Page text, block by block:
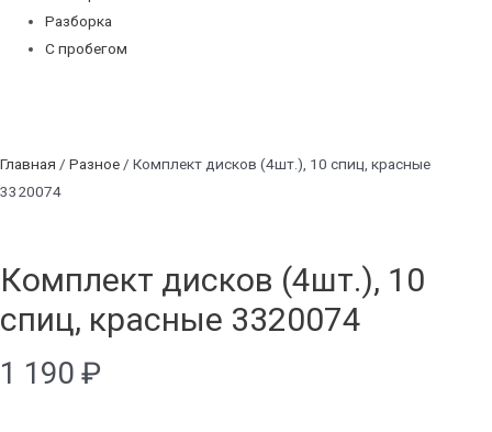
Разборка
С пробегом
Главная / Разное / Комплект дисков (4шт.), 10 спиц, красные
3320074
Комплект дисков (4шт.), 10
спиц, красные 3320074
1 190 ₽